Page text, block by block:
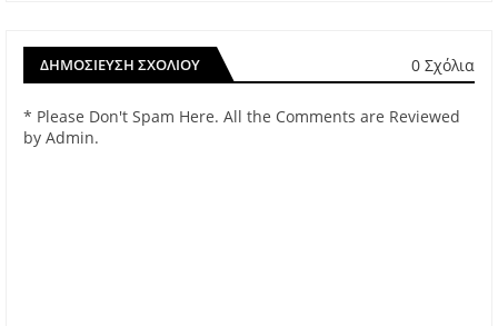
ΔΗΜΟΣΊΕΥΣΗ ΣΧΟΛΊΟΥ 0 Σχόλια
* Please Don't Spam Here. All the Comments are Reviewed
by Admin.